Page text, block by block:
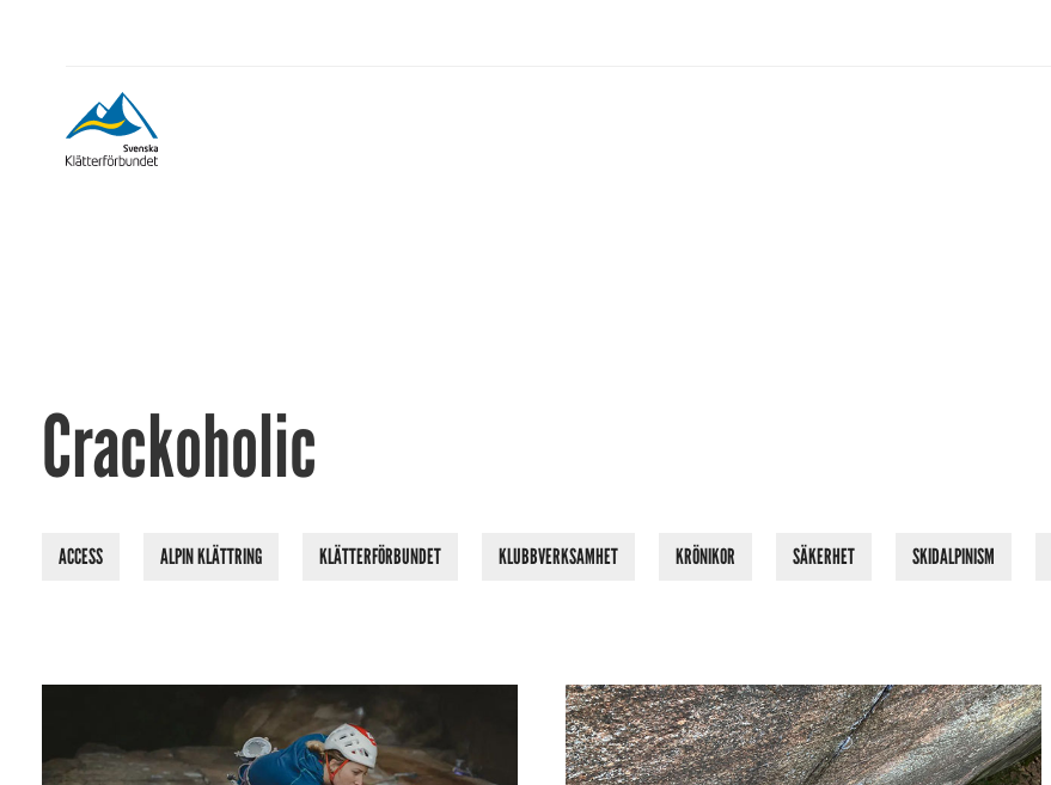
Crackoholic
ACCESS ALPIN KLÄTTRING KLÄTTERFÖRBUNDET KLUBBVERKSAMHET KRÖNIKOR SÄKERHET SKIDALPINISM